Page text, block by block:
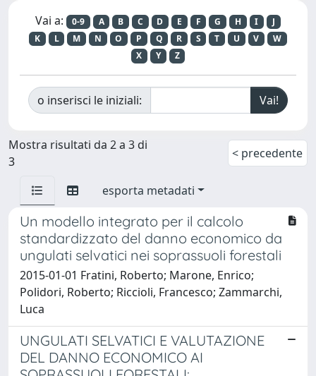
Vai a: 0-9 A B C D E F G H I
J
K
L M N O P Q R S T U V
W
X
Y Z
o inserisci le iniziali:
Mostra risultati da 2 a 3 di
3
< precedente
esporta metadati
Un modello integrato per il calcolo
standardizzato del danno economico da
ungulati selvatici nei soprassuoli forestali
2015-01-01 Fratini, Roberto; Marone, Enrico;
Polidori, Roberto; Riccioli, Francesco; Zammarchi,
Luca
UNGULATI SELVATICI E VALUTAZIONE
DEL DANNO ECONOMICO AI